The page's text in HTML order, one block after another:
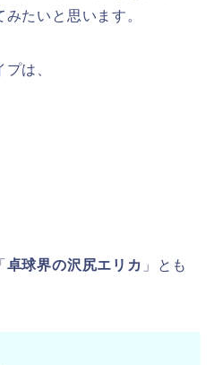
みたいと思います。
は、
卓球界の沢尻エリカ 」とも